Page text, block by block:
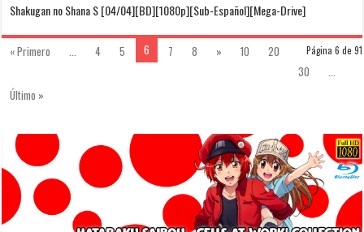
Shakugan no Shana S [04/04][BD][1080p][Sub-Español][Mega-Drive]
Página 6 de 91
« Primero 4 5 6 7 8 » 10
20
30
Último »